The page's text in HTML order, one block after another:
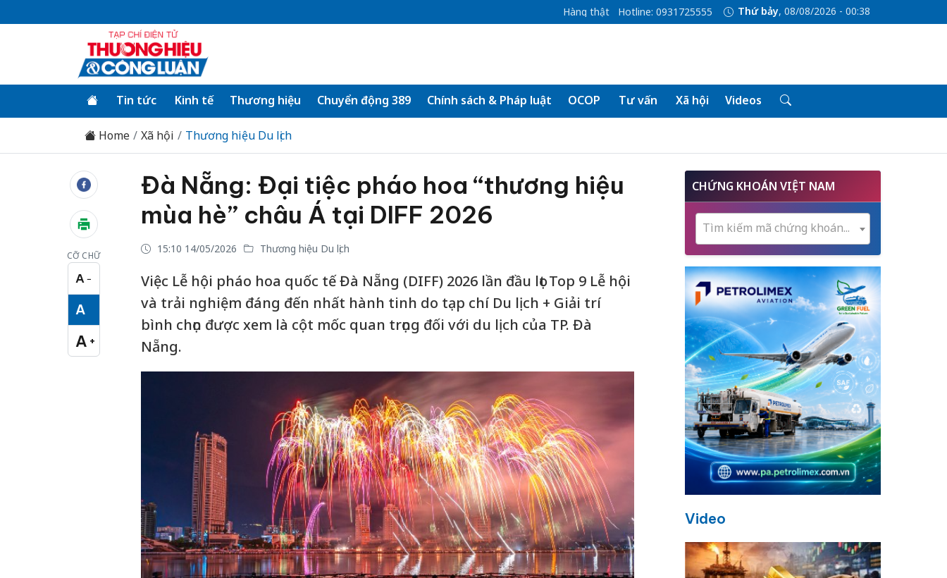
Hàng thật Hotline: 0931725555 Thứ bảy, 08/08/2026 - 00:38
Tin tức Kinh tế Thương hiệu Chuyển động 389 Chính sách & Pháp luật OCOP Tư vấn Xã hội Videos
Home Xã hội Thương hiệu Du lịch
CỠ CHỮ
A −
Cỡ chữ nhỏ
A
Cỡ chữ vừa
A +
Cỡ chữ lớn
Đà Nẵng: Đại tiệc pháo hoa “thương hiệu
mùa hè” châu Á tại DIFF 2026
15:10 14/05/2026 Thương hiệu Du lịch
Việc Lễ hội pháo hoa quốc tế Đà Nẵng (DIFF) 2026 lần đầu lọt Top 9 Lễ hội
và trải nghiệm đáng đến nhất hành tinh do tạp chí Du lịch + Giải trí
bình chọn được xem là cột mốc quan trọng đối với du lịch của TP. Đà
Nẵng.
CHỨNG KHOÁN VIỆT NAM
Tìm kiếm mã chứng khoán...
Video